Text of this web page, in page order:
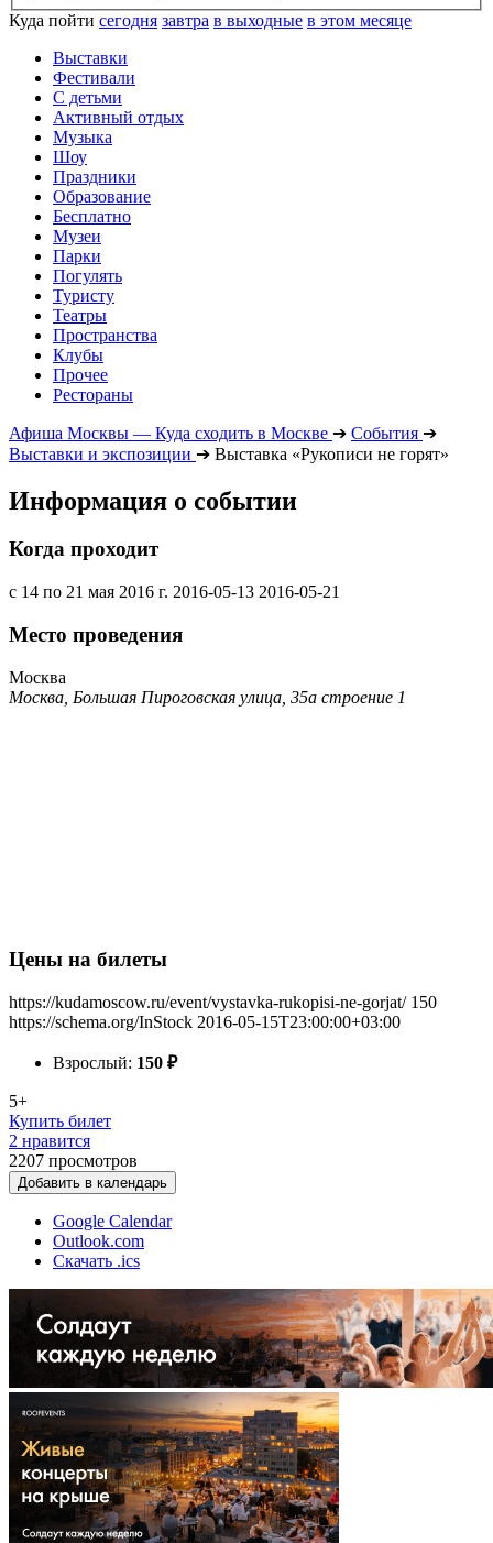
Куда пойти сегодня завтра в выходные в этом месяце
Выставки
Фестивали
С детьми
Активный отдых
Музыка
Шоу
Праздники
Образование
Бесплатно
Музеи
Парки
Погулять
Туристу
Театры
Пространства
Клубы
Прочее
Рестораны
Афиша Москвы — Куда сходить в Москве ➔ События ➔
Выставки и экспозиции ➔ Выставка «Рукописи не горят»
Информация о событии
Когда проходит
с 14 по 21 мая 2016 г. 2016-05-13 2016-05-21
Место проведения
Москва
Москва, Большая Пироговская улица, 35а строение 1
Цены на билеты
https://kudamoscow.ru/event/vystavka-rukopisi-ne-gorjat/ 150
https://schema.org/InStock 2016-05-15T23:00:00+03:00
Взрослый: 150 ₽
5+
Купить билет
2 нравится
2207 просмотров
Добавить в календарь
Google Calendar
Outlook.com
Скачать .ics